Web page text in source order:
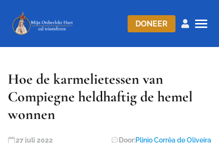
DONEER
Hoe de karmelietessen van
Compiegne heldhaftig de hemel
wonnen
27 juli 2022 Door:Plinio Corrêa de Oliveira